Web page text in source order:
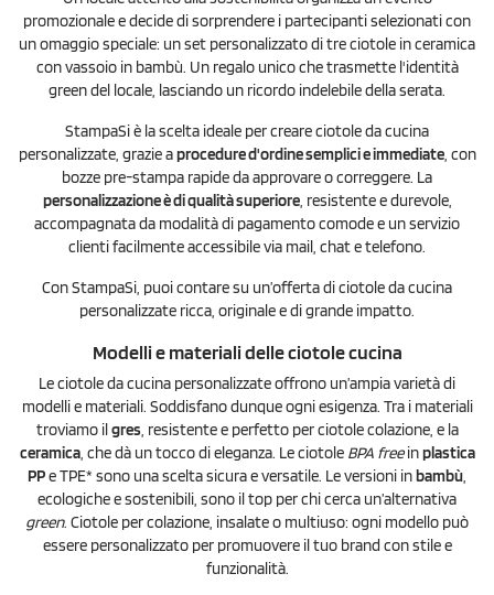
promozionale e decide di sorprendere i partecipanti selezionati con
un omaggio speciale: un set personalizzato di tre ciotole in ceramica
con vassoio in bambù. Un regalo unico che trasmette l'identità
green del locale, lasciando un ricordo indelebile della serata.
StampaSi è la scelta ideale per creare ciotole da cucina
personalizzate, grazie aprocedure d'ordine semplici e immediate, con
bozze pre-stampa rapide da approvare o correggere. La
personalizzazione è di qualità superiore, resistente e durevole,
accompagnata da modalità di pagamento comode e un servizio
clienti facilmente accessibile via mail, chat e telefono.
Con StampaSi, puoi contare su un’offerta di ciotole da cucina
personalizzate ricca, originale e di grande impatto.
Modelli e materiali delle ciotole cucina
Le ciotole da cucina personalizzate offrono un’ampia varietà di
modelli e materiali. Soddisfano dunque ogni esigenza. Tra i materiali
troviamo il gres, resistente e perfetto per ciotole colazione, e la
ceramica, che dà un tocco di eleganza. Le ciotole BPA freeinplastica
PPe TPE* sono una scelta sicura e versatile. Le versioni in bambù,
ecologiche e sostenibili, sono il top per chi cerca un’alternativa
green. Ciotole per colazione, insalate o multiuso: ogni modello può
essere personalizzato per promuovere il tuo brand con stile e
funzionalità.